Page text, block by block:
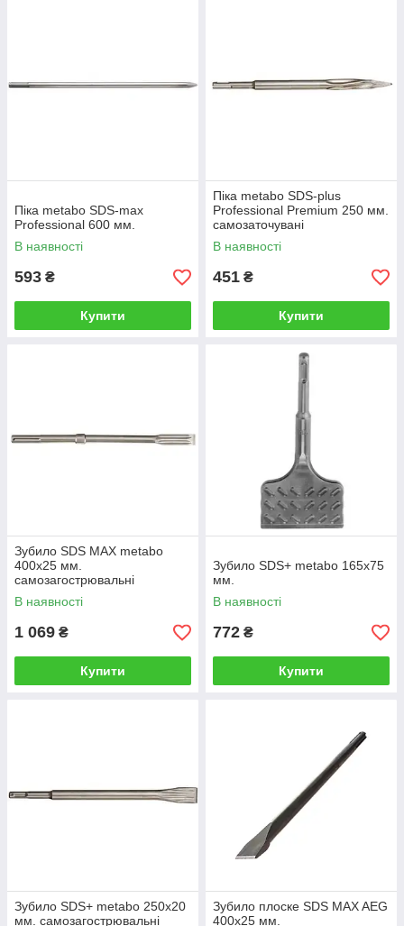
Піка metabo SDS-max
Professional 600 мм.
В наявності
593 ₴
Купити
Піка metabo SDS-plus
Professional Premium 250 мм.
самозаточувані
В наявності
451 ₴
Купити
Зубило SDS MAX metabo
400х25 мм.
самозагострювальні
В наявності
1 069 ₴
Купити
Зубило SDS+ metabo 165х75
мм.
В наявності
772 ₴
Купити
Зубило SDS+ metabo 250х20
мм. самозагострювальні
Зубило плоске SDS MAX AEG
400х25 мм.